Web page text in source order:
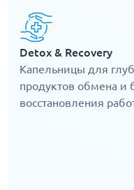
Detox & Recovery
Капельницы для
продуктов обмена и
восстановления